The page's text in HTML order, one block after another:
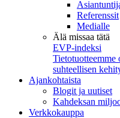
Referenssit
Medialle
Älä missaa tätä
EVP-indeksi
Tietotuotteemme
suhteellisen
Ajankohtaista
Blogit ja uutiset
Kahdeksan
Verkkokauppa